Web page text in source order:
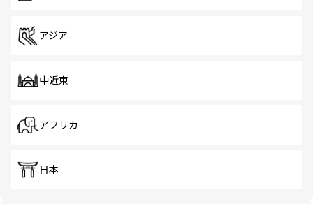
アジア
中近東
アフリカ
日本